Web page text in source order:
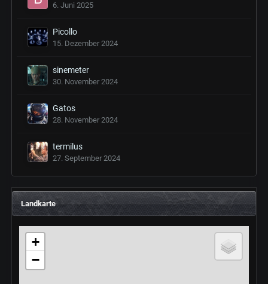
6. Juni 2025
Picollo
15. Dezember 2024
sinemeter
30. November 2024
Gatos
28. November 2024
termilus
27. September 2024
Landkarte